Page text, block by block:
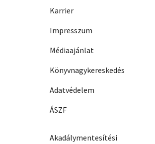
Karrier
Impresszum
Médiaajánlat
Könyvnagykereskedés
Adatvédelem
ÁSZF
Akadálymentesítési